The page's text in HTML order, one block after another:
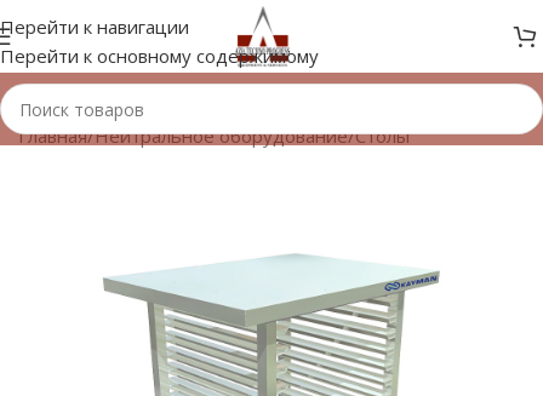
Перейти к навигации
Перейти к основному содержимому
Главная/Нейтральное оборудование/Столы